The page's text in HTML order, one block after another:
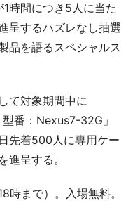
時間につき5人に当た
呈するハズレなし抽選
品を語るスペシャルス
て対象期間中に
番：Nexus7-32G」
先着500人に専用ケー
進呈する。
時まで）。入場無料。